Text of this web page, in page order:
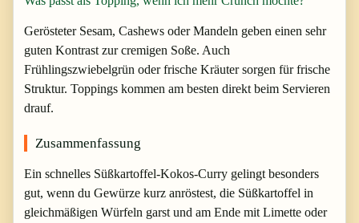
Gerösteter Sesam, Cashews oder Mandeln geben einen sehr
guten Kontrast zur cremigen Soße. Auch
Frühlingszwiebelgrün oder frische Kräuter sorgen für frische
Struktur. Toppings kommen am besten direkt beim Servieren
drauf.
Zusammenfassung
Ein schnelles Süßkartoffel-Kokos-Curry gelingt besonders
gut, wenn du Gewürze kurz anröstest, die Süßkartoffel in
gleichmäßigen Würfeln garst und am Ende mit Limette oder